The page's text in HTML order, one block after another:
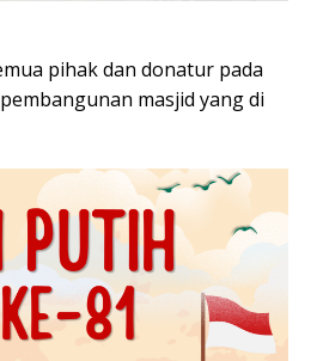
pihak dan donatur pada
masjid yang di